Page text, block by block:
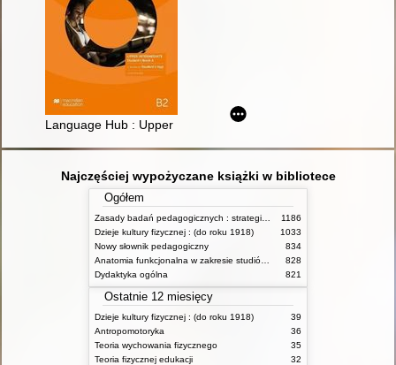
Language Hub : Upper Intermediate : Student's Book A : B2
Najczęściej wypożyczane książki w bibliotece
Ogółem
1186
Dzieje kultury fizycznej : (do roku 1918)
1033
Nowy słownik pedagogiczny
834
828
Dydaktyka ogólna
821
Ostatnie 12 miesięcy
Dzieje kultury fizycznej : (do roku 1918)
39
Antropomotoryka
36
Teoria wychowania fizycznego
35
Teoria fizycznej edukacji
32